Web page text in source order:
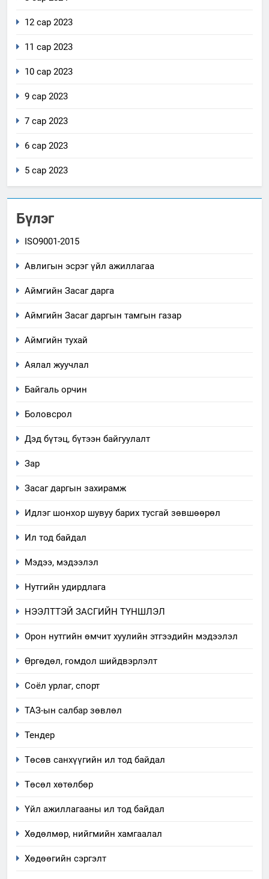
12 сар 2023
11 сар 2023
10 сар 2023
9 сар 2023
7 сар 2023
6 сар 2023
5 сар 2023
Бүлэг
ISO9001-2015
Авлигын эсрэг үйл ажиллагаа
Аймгийн Засаг дарга
Аймгийн Засаг даргын тамгын газар
Аймгийн тухай
Аялал жуучлал
Байгаль орчин
Боловсрол
Дэд бүтэц, бүтээн байгуулалт
Зар
Засаг даргын захирамж
Идлэг шонхор шувуу барих тусгай зөвшөөрөл
Ил тод байдал
Мэдээ, мэдээлэл
Нутгийн удирдлага
НЭЭЛТТЭЙ ЗАСГИЙН ТҮНШЛЭЛ
Орон нутгийн өмчит хуулийн этгээдийн мэдээлэл
Өргөдөл, гомдол шийдвэрлэлт
Соёл урлаг, спорт
ТАЗ-ын салбар зөвлөл
Тендер
Төсөв санхүүгийн ил тод байдал
Төсөл хөтөлбөр
Үйл ажиллагааны ил тод байдал
Хөдөлмөр, нийгмийн хамгаалал
Хөдөөгийн сэргэлт
5
салбар зөвлөл” аяны хүрээнд
6
ИЛ ТОД БАЙДАЛ
Үйл ажиллагаандаа мөрдөж